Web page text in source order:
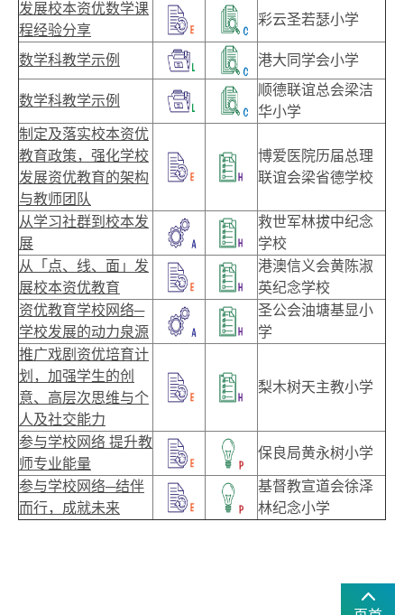
发展校本资优数学课
程经验分享
彩云圣若瑟小学
数学科教学示例
港大同学会小学
数学科教学示例
顺德联谊总会梁洁
华小学
制定及落实校本资优
教育政策，强化学校
发展资优教育的架构
与教师团队
博爱医院历届总理
联谊会梁省德学校
从学习社群到校本发
展
救世军林拔中纪念
学校
从「点、线、面」发
展校本资优教育
港澳信义会黄陈淑
英纪念学校
资优教育学校网络─
学校发展的动力泉源
圣公会油塘基显小
学
推广戏剧资优培育计
划，加强学生的创
意、高层次思维与个
人及社交能力
梨木树天主教小学
参与学校网络 提升教
师专业能量
保良局黄永树小学
参与学校网络─结伴
而行，成就未来
基督教宣道会徐泽
林纪念小学